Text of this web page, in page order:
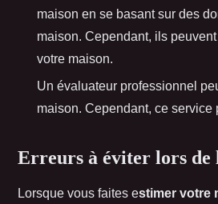
maison en se basant sur des
maison. Cependant, ils
votre maison.
Un évaluateur professionnel
maison. Cependant, ce service
Erreurs à éviter lors
Lorsque vous faites estimer votre